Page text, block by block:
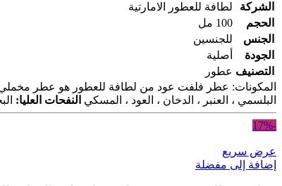
الشركة
لطافة للعطور الامارتية
الحجم
100 مل
الجنس
للجنسين
الجودة
أصلية
التصنيف عطور
المكونات: عطر فلفت عود من لطافة للعطور هو عطر
البلسمي ، العنبر ، الدخان ، العود ، المسكي النفحات العليا:
-17%
عرض سريع
إضافة إلى مفضلة